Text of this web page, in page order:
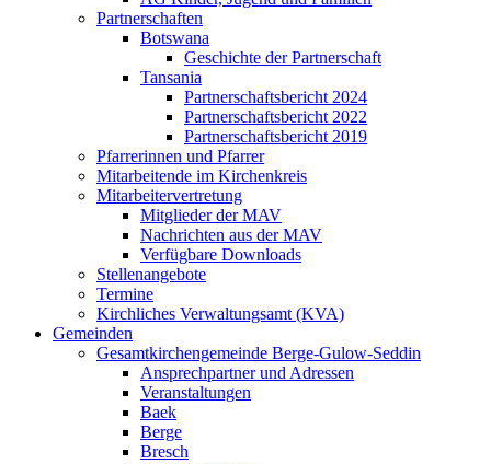
Partnerschaften
Botswana
Geschichte der Partnerschaft
Tansania
Partnerschaftsbericht 2024
Partnerschaftsbericht 2022
Partnerschaftsbericht 2019
Pfarrerinnen und Pfarrer
Mitarbeitende im Kirchenkreis
Mitarbeitervertretung
Mitglieder der MAV
Nachrichten aus der MAV
Verfügbare Downloads
Stellenangebote
Termine
Kirchliches Verwaltungsamt (KVA)
Gemeinden
Gesamtkirchengemeinde Berge-Gulow-Seddin
Ansprechpartner und Adressen
Veranstaltungen
Baek
Berge
Bresch